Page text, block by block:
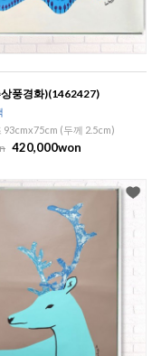
풍경화)(1462427)
93cmx75cm (두께 2.5cm)
420,000won